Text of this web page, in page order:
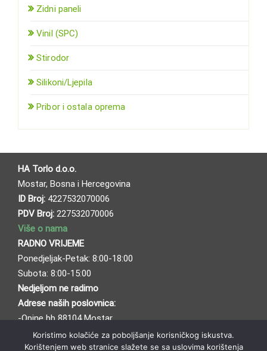
Zidni paneli
Vinil (SPC)
Stirodor
Silikoni/Ljepila
Pribor i ostala oprema
HA Torlo d.o.o.
Mostar, Bosna i Hercegovina
ID Broj: 4227532070006
PDV Broj: 227532070006
Više o nama
RADNO VRIJEME
Ponedjeljak-Petak: 8:00-18:00
Subota: 8:00-15:00
Nedjeljom ne radimo
Adrese naših poslovnica:
-Opine bb 88104 Mostar
-Bafo naselje bb 88104 Mostar
Načini plaćanja
Koristimo kolačiće za poboljšanje korisničkog iskustva.
Korištenjem web stranice slažete se sa uslovima korištenja